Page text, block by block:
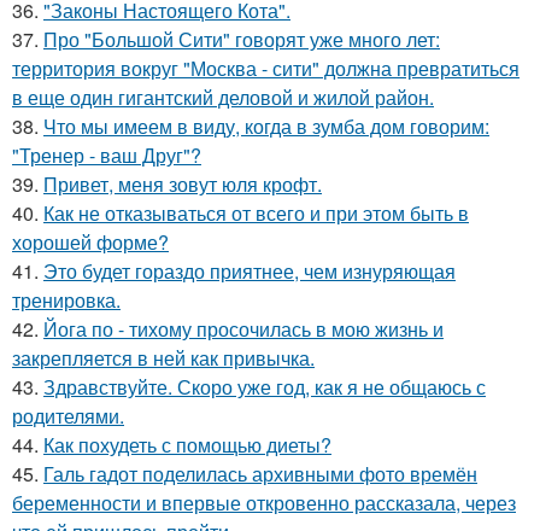
36. "Законы Настоящего Кота".
37. Про "Большой Сити" говорят уже много лет:
территория вокруг "Москва - сити" должна превратиться
в еще один гигантский деловой и жилой район.
38. Что мы имеем в виду, когда в зумба дом говорим:
"Тренер - ваш Друг"?
39. Привет, меня зовут юля крофт.
40. Как не отказываться от всего и при этом быть в
хорошей форме?
41. Это будет гораздо приятнее, чем изнуряющая
тренировка.
42. Йога по - тихому просочилась в мою жизнь и
закрепляется в ней как привычка.
43. Здравствуйте. Скоро уже год, как я не общаюсь с
родителями.
44. Как похудеть с помощью диеты?
45. Галь гадот поделилась архивными фото времён
беременности и впервые откровенно рассказала, через